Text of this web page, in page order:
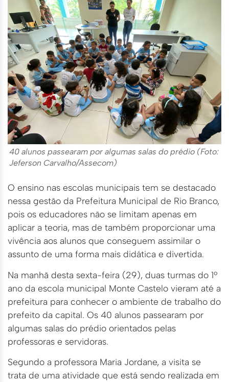
40 alunos passearam por algumas salas do prédio (Foto:
Jeferson Carvalho/Assecom)
O ensino nas escolas municipais tem se destacado
nessa gestão da Prefeitura Municipal de Rio Branco,
pois os educadores não se limitam apenas em
aplicar a teoria, mas de também proporcionar uma
vivência aos alunos que conseguem assimilar o
assunto de uma forma mais didática e divertida.
Na manhã desta sexta-feira (29), duas turmas do 1º
ano da escola municipal Monte Castelo vieram até a
prefeitura para conhecer o ambiente de trabalho do
prefeito da capital. Os 40 alunos passearam por
algumas salas do prédio orientados pelas
professoras e servidoras.
Segundo a professora Maria Jordane, a visita se
trata de uma atividade que está sendo realizada em